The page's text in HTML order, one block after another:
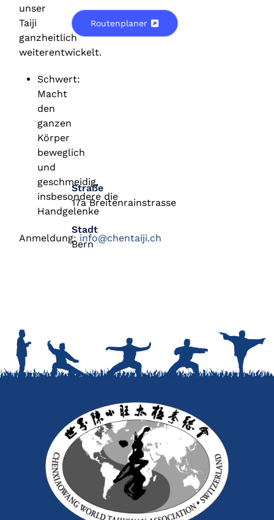
unser
Taiji
ganzheitlich
weiterentwickelt.
Schwert:
Macht
den
ganzen
Körper
beweglich
und
geschmeidig,
insbesondere die
Handgelenke
Anmeldung: info@chentaiji.ch
Routenplaner
Straße
17a Breitenrainstrasse
Stadt
Bern